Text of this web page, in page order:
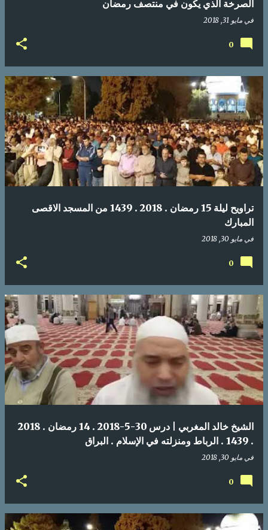
الصرخة الذي يكون في منتصف رمضان
في مايو 31, 2018
0
تراويح ليلة 15 رمضان . 2018 . 1439 من المسجد الاقصى
المبارك
في مايو 30, 2018
0
الشيخ خالد المغربي | درس 30-5-2018 . 14 رمضان . 2018
. 1439 . الرباط ومنزلته في الإسلام . البراق
في مايو 30, 2018
0